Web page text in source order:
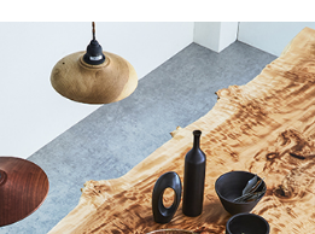
名古屋ギャラリー
大阪梅田ギャラリー
アウトレット神戸店
大川ギャラリー【本店】
天神ギャラリー
公式オンラインストア